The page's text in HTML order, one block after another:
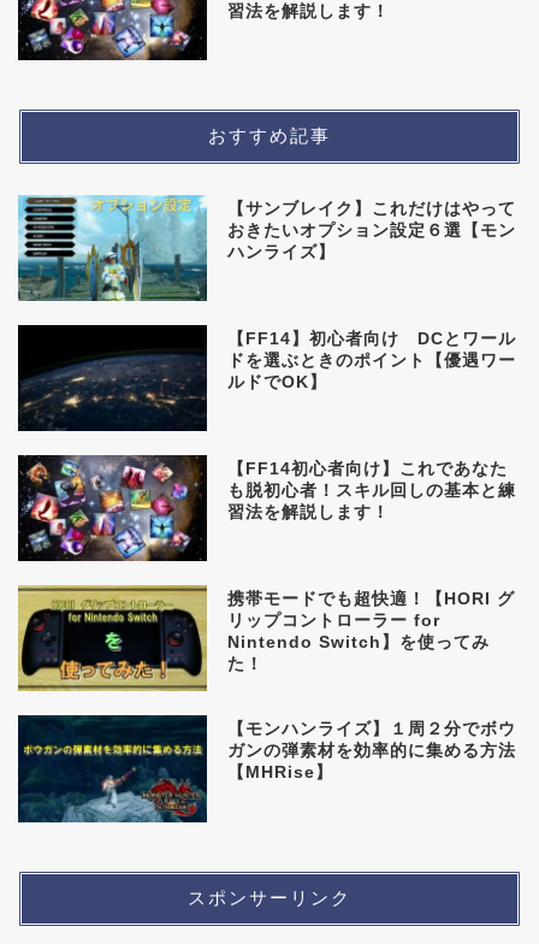
習法を解説します！
おすすめ記事
【サンブレイク】これだけはやって
おきたいオプション設定６選【モン
ハンライズ】
【FF14】初心者向け DCとワール
ドを選ぶときのポイント【優遇ワー
ルドでOK】
【FF14初心者向け】これであなた
も脱初心者！スキル回しの基本と練
習法を解説します！
携帯モードでも超快適！【HORI グ
リップコントローラー for
Nintendo Switch】を使ってみ
た！
【モンハンライズ】１周２分でボウ
ガンの弾素材を効率的に集める方法
【MHRise】
スポンサーリンク